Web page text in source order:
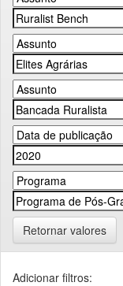
Retornar valores
Adicionar filtros: